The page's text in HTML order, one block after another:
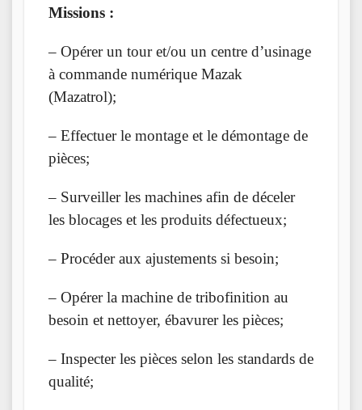
Missions :
– Opérer un tour et/ou un centre d’usinage
à commande numérique Mazak
(Mazatrol);
– Effectuer le montage et le démontage de
pièces;
– Surveiller les machines afin de déceler
les blocages et les produits défectueux;
– Procéder aux ajustements si besoin;
– Opérer la machine de tribofinition au
besoin et nettoyer, ébavurer les pièces;
– Inspecter les pièces selon les standards de
qualité;